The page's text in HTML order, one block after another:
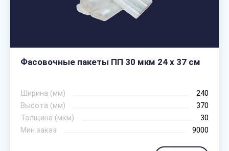
Фасовочные пакеты ПП 30 мкм 24 х 37 см
Ширина (мм)
240
Высота (мм)
370
Толщина (мкм)
30
Мин.заказ
9000